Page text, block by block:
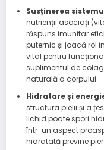
Susținerea
nutrienții asociați
răspuns imunitar
puternic și joacă rol
vital pentru
suplimentul de
naturală a corpului.
Hidratare și
structura pielii și a
lichid poate spori
într-un aspect
hidratată previne